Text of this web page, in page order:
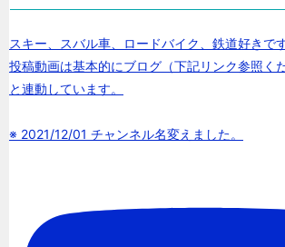
スキー、スバル車、ロードバイク、鉄道好きです
投稿動画は基本的にブログ（下記リンク参照くだ
と連動しています。
※ 2021/12/01 チャンネル名変えました。